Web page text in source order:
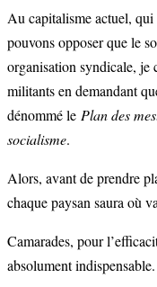
Au capitalisme actuel,
pouvons opposer que le
organisation syndicale, je
militants en demandant
dénommé le Plan des
socialisme.
Alors, avant de prendre
chaque paysan saura où
Camarades, pour
absolument indispensable.